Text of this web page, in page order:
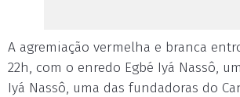
A agremiação vermelha e branca
22h, com o enredo Egbé Iyá Nassô,
Iyá Nassô, uma das fundadoras do